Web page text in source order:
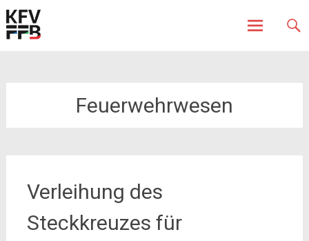
Feuerwehrwesen
Verleihung des
Steckkreuzes für